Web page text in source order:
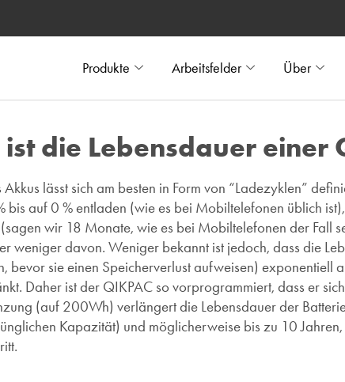
Produkte Arbeitsfelder Über
die Lebensdauer einer
lässt sich am besten in Form von “Ladezyklen”
bis auf 0 % entladen (wie es bei Mobiltelefonen üblich
wir 18 Monate, wie es bei Mobiltelefonen der Fall
weniger davon. Weniger bekannt ist jedoch, dass die
bevor sie einen Speicherverlust aufweisen) exponentiell
Daher ist der QIKPAC so vorprogrammiert, dass er
(auf 200Wh) verlängert die Lebensdauer der
Kapazität) und möglicherweise bis zu 10